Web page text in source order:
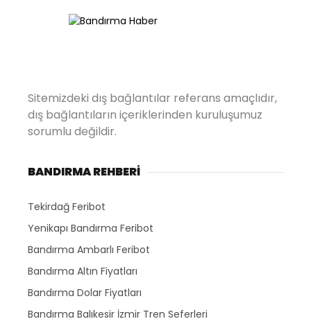
Sitemizdeki dış bağlantılar referans amaçlıdır,
dış bağlantıların içeriklerinden kuruluşumuz
sorumlu değildir.
BANDIRMA REHBERİ
Tekirdağ Feribot
Yenikapı Bandırma Feribot
Bandırma Ambarlı Feribot
Bandırma Altın Fiyatları
Bandırma Dolar Fiyatları
Bandırma Balıkesir İzmir Tren Seferleri